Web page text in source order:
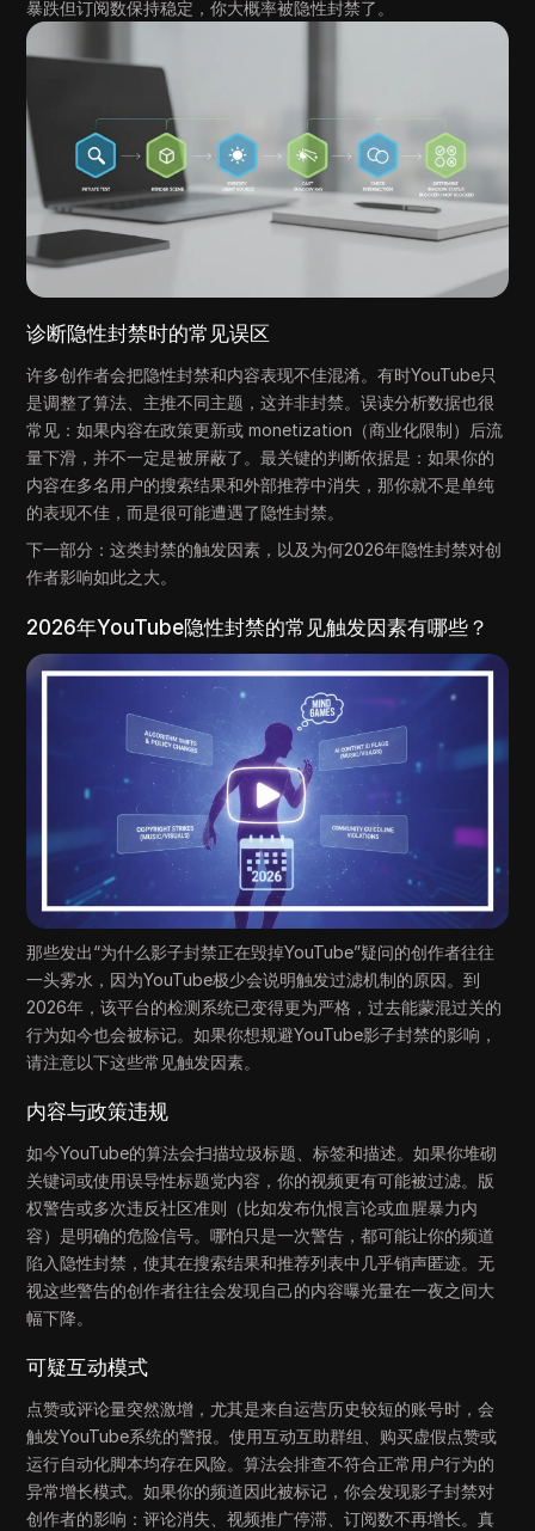
暴跌但订阅数保持稳定，你大概率被隐性封禁了。
诊断隐性封禁时的常见误区
许多创作者会把隐性封禁和内容表现不佳混淆。有时YouTube只
是调整了算法、主推不同主题，这并非封禁。误读分析数据也很
常见：如果内容在政策更新或 monetization（商业化限制）后流
量下滑，并不一定是被屏蔽了。最关键的判断依据是：如果你的
内容在多名用户的搜索结果和外部推荐中消失，那你就不是单纯
的表现不佳，而是很可能遭遇了隐性封禁。
下一部分：这类封禁的触发因素，以及为何2026年隐性封禁对创
作者影响如此之大。
2026年YouTube隐性封禁的常见触发因素有哪些？
那些发出“为什么影子封禁正在毁掉YouTube”疑问的创作者往往
一头雾水，因为YouTube极少会说明触发过滤机制的原因。到
2026年，该平台的检测系统已变得更为严格，过去能蒙混过关的
行为如今也会被标记。如果你想规避YouTube影子封禁的影响，
请注意以下这些常见触发因素。
内容与政策违规
如今YouTube的算法会扫描垃圾标题、标签和描述。如果你堆砌
关键词或使用误导性标题党内容，你的视频更有可能被过滤。版
权警告或多次违反社区准则（比如发布仇恨言论或血腥暴力内
容）是明确的危险信号。哪怕只是一次警告，都可能让你的频道
陷入隐性封禁，使其在搜索结果和推荐列表中几乎销声匿迹。无
视这些警告的创作者往往会发现自己的内容曝光量在一夜之间大
幅下降。
可疑互动模式
点赞或评论量突然激增，尤其是来自运营历史较短的账号时，会
触发YouTube系统的警报。使用互动互助群组、购买虚假点赞或
运行自动化脚本均存在风险。算法会排查不符合正常用户行为的
异常增长模式。如果你的频道因此被标记，你会发现影子封禁对
创作者的影响：评论消失、视频推广停滞、订阅数不再增长。真